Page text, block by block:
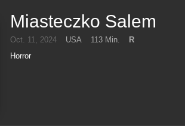
Miasteczko Salem
Oct. 11, 2024 USA 113 Min.
R
Horror